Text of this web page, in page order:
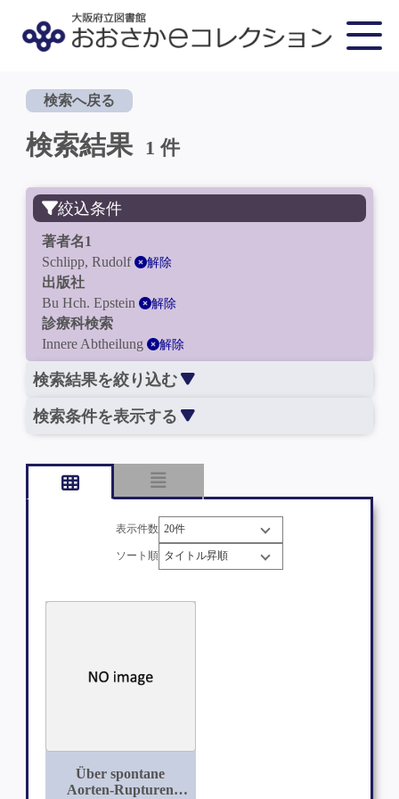
検索へ戻る
検索結果 1 件
絞込条件
著者名1
Schlipp, Rudolf
解除
出版社
Bu Hch. Epstein
解除
診療科検索
Innere Abtheilung
解除
検索結果を絞り込む
検索条件を表示する
表示件数
ソート順
Über spontane
Aorten-Rupturen